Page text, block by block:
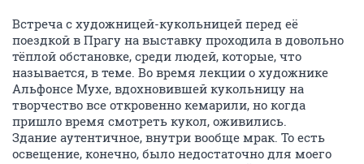
Встреча с художницей-кукольницей перед её
поездкой в Прагу на выставку проходила в довольно
тёплой обстановке, среди людей, которые, что
называется, в теме. Во время лекции о художнике
Альфонсе Мухе, вдохновившей кукольницу на
творчество все откровенно кемарили, но когда
пришло время смотреть кукол, оживились.
Здание аутентичное, внутри вообще мрак. То есть
освещение, конечно, было недостаточно для моего